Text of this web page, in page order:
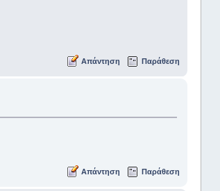
Απάντηση Παράθεση
Απάντηση Παράθεση